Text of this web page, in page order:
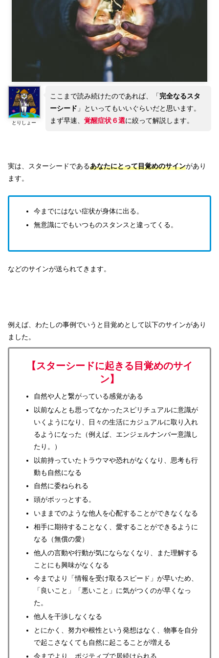
とりしょー
ここまで読み続けたのであれば、「完全なるスタ
ーシード 」といってもいいぐらいだと思います。
まず早速、 覚醒症状６選に絞って解説します。
実は、スターシードであるあなたにとって目覚めのサインがあり
ます。
今までにはない症状が身体に出る。
無意識にでもいつものスタンスと違ってくる。
などのサインが送られてきます。
例えば、わたしの事例でいうと目覚めとして以下のサインがあり
ました。
【スターシードに起きる目覚めのサイ
ン】
自然や人と繋がっている感覚がある
以前なんとも思ってなかったスピリチュアルに意識が
いくようになり、日々の生活にカジュアルに取り入れ
るようになった（例えば、エンジェルナンバー意識し
たり。）
以前持っていたトラウマや恐れがなくなり、思考も行
動も自然になる
自然に委ねられる
頭がボッっとする。
いままでのような他人を心配することができなくなる
相手に期待することなく、愛することができるように
なる（無償の愛）
他人の言動や行動が気にならなくなり、また理解する
ことにも興味がなくなる
今までより「情報を受け取るスピード」が早いため、
「良いこと」「悪いこと」に気がつくのが早くなっ
た。
他人を干渉しなくなる
とにかく、努力や根性という発想はなく、物事を自分
で起こさなくても自然に起こることが増える
今までより、ポジティブで居続けられる